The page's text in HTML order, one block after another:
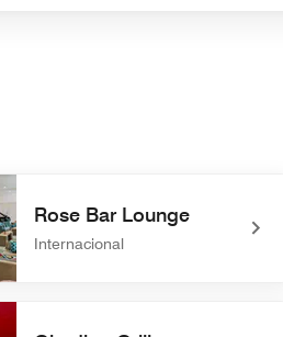
Rose Bar Lounge
Internacional
Bar Lounge